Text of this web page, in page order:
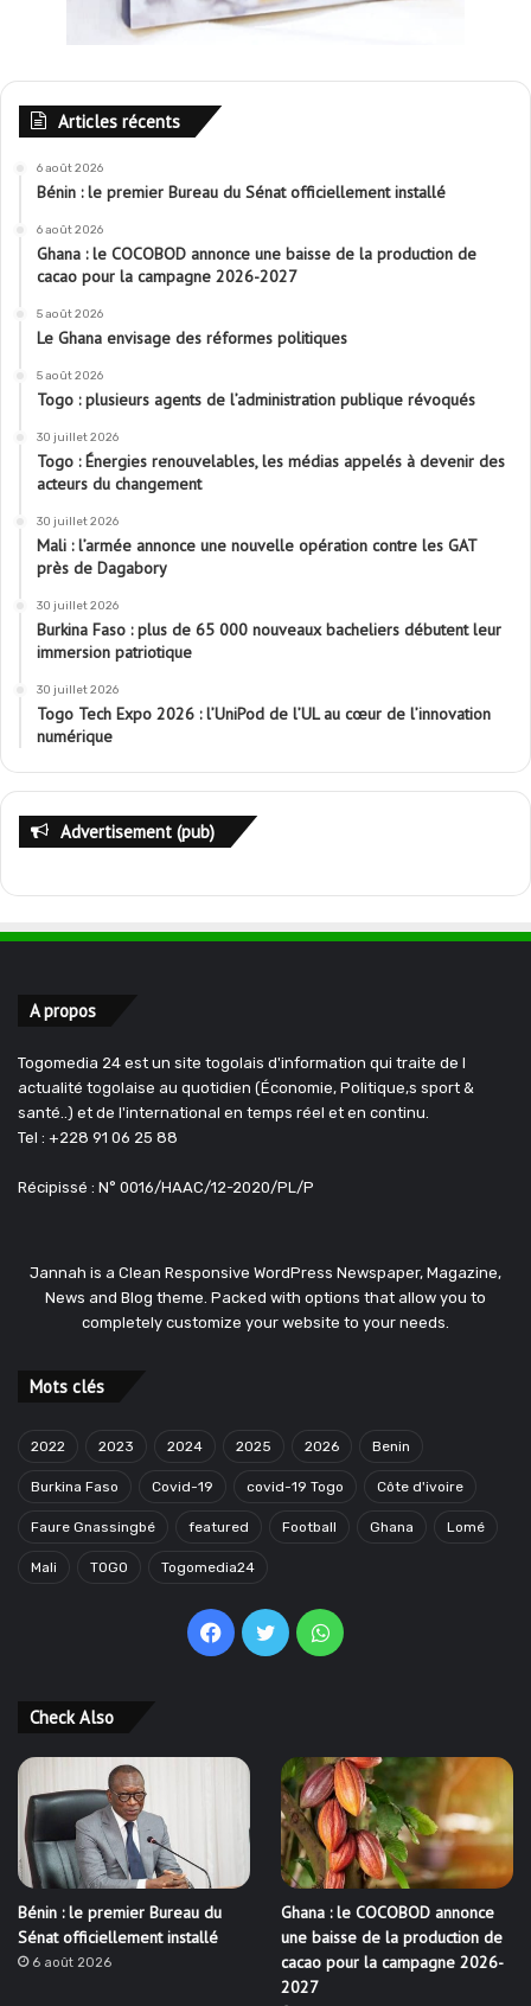
Articles récents
6 août 2026
Bénin : le premier Bureau du Sénat officiellement installé
6 août 2026
Ghana : le COCOBOD annonce une baisse de la production de
cacao pour la campagne 2026-2027
5 août 2026
Le Ghana envisage des réformes politiques
5 août 2026
Togo : plusieurs agents de l’administration publique révoqués
30 juillet 2026
Togo : Énergies renouvelables, les médias appelés à devenir des
acteurs du changement
30 juillet 2026
Mali : l’armée annonce une nouvelle opération contre les GAT
près de Dagabory
30 juillet 2026
Burkina Faso : plus de 65 000 nouveaux bacheliers débutent leur
immersion patriotique
30 juillet 2026
Togo Tech Expo 2026 : l’UniPod de l’UL au cœur de l’innovation
numérique
Advertisement (pub)
A propos
Togomedia 24 est un site togolais d'information qui traite de l
actualité togolaise au quotidien (Économie, Politique,s sport &
santé..) et de l'international en temps réel et en continu.
Tel : +228 91 06 25 88
Récipissé : N° 0016/HAAC/12-2020/PL/P
Jannah is a Clean Responsive WordPress Newspaper, Magazine,
News and Blog theme. Packed with options that allow you to
completely customize your website to your needs.
Mots clés
2022 2023 2024 2025 2026 Benin
Burkina Faso Covid-19 covid-19 Togo Côte d'ivoire
Faure Gnassingbé featured Football Ghana Lomé
Mali TOGO Togomedia24
Facebook
TwitterWhatsApp
Check Also
Bénin : le premier Bureau du
Sénat officiellement installé
6 août 2026
Ghana : le COCOBOD annonce
une baisse de la production de
cacao pour la campagne 2026-
2027